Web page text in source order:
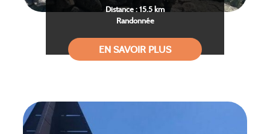
Distance : 15.5 km
Randonnée
EN SAVOIR PLUS